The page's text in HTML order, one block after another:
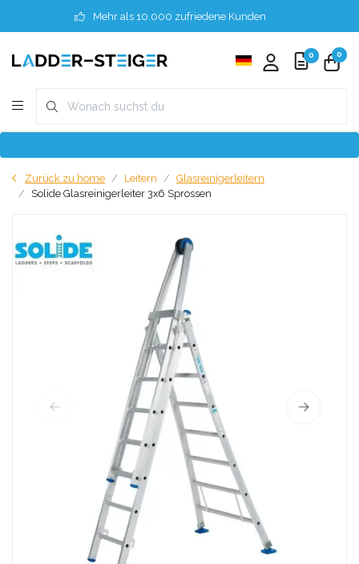
Mehr als 10.000 zufriedene Kunden
0 0
Zurück zu home Leitern
Glasreinigerleitern
Solide Glasreinigerleiter 3x6 Sprossen